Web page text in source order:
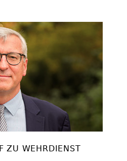
ZU WEHRDIENST